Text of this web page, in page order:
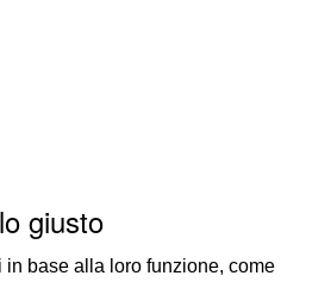
giusto
base alla loro funzione, come